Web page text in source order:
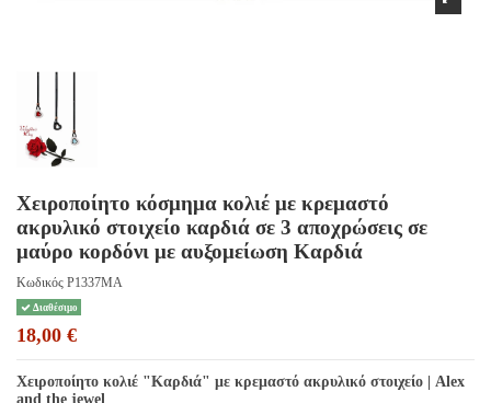
Χειροποίητο κόσμημα κολιέ με κρεμαστό
ακρυλικό στοιχείο καρδιά σε 3 αποχρώσεις σε
μαύρο κορδόνι με αυξομείωση Καρδιά
Κωδικός P1337MA
Διαθέσιμο
18,00 €
Χειροποίητο κολιέ "Καρδιά" με κρεμαστό ακρυλικό στοιχείο | Alex
and the jewel